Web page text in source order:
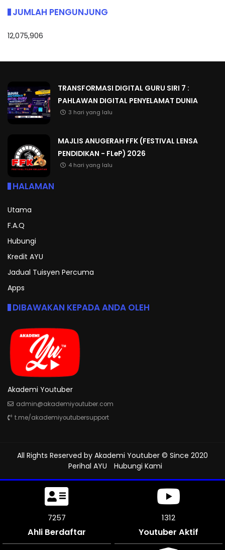
JUMLAH PENGUNJUNG
12,075,906
TRANSFORMASI DIGITAL GURU SIRI 7 :
PAHLAWAN DIGITAL PENYELAMAT DUNIA
3 hari yang lalu
MAJLIS ANUGERAH FFK (FESTIVAL LENSA
PENDIDIKAN - FLeP) 2026
4 hari yang lalu
HALAMAN
Utama
F.A.Q
Hubungi
Kredit AYU
Jadual Tuisyen Percuma
Apps
DIBAWAKAN KEPADA ANDA OLEH
Akademi Youtuber
admin@akademiyoutuber.com
t.me/akademiyoutubersupport
All Rights Reserved by Akademi Youtuber © Since 2020
Perihal AYU
Hubungi Kami
8052
Ahli Berdaftar
1312
Youtuber Aktif